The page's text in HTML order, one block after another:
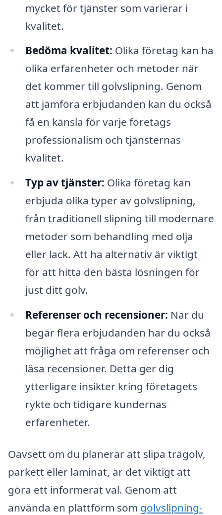
mycket för tjänster som varierar i
kvalitet.
Bedöma kvalitet: Olika företag kan ha
olika erfarenheter och metoder när
det kommer till golvslipning. Genom
att jämföra erbjudanden kan du också
få en känsla för varje företags
professionalism och tjänsternas
kvalitet.
Typ av tjänster: Olika företag kan
erbjuda olika typer av golvslipning,
från traditionell slipning till modernare
metoder som behandling med olja
eller lack. Att ha alternativ är viktigt
för att hitta den bästa lösningen för
just ditt golv.
Referenser och recensioner: När du
begär flera erbjudanden har du också
möjlighet att fråga om referenser och
läsa recensioner. Detta ger dig
ytterligare insikter kring företagets
rykte och tidigare kundernas
erfarenheter.
Oavsett om du planerar att slipa trägolv,
parkett eller laminat, är det viktigt att
göra ett informerat val. Genom att
använda en plattform som golvslipning-